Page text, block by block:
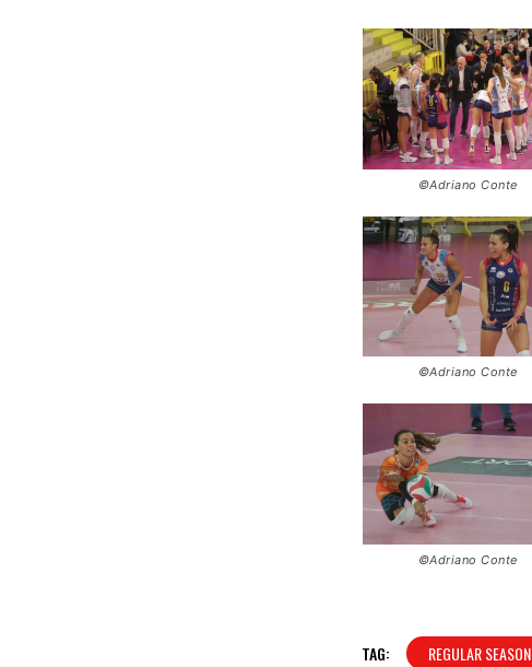
©Adriano Conte
©Adriano Conte
©Adriano Conte
TAG: REGULAR SEASON